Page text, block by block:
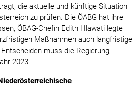
die aktuelle und künftige Situation
zu prüfen. Die ÖABG hat ihre
ÖBAG-Chefin Edith Hlawati legte
Maßnahmen auch langfristige
muss die Regierung,
2023.